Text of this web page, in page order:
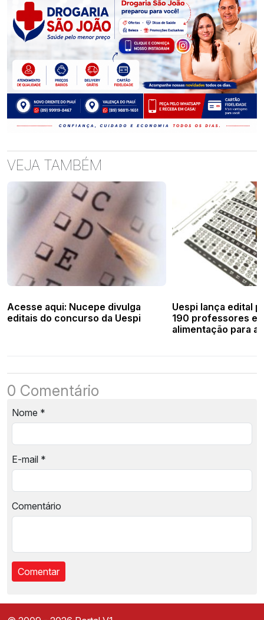
VEJA TAMBÉM
Acesse aqui: Nucepe divulga
editais do concurso da Uespi
Uespi lança edital
190 professores e
alimentação para
0 Comentário
Nome *
E-mail *
Comentário